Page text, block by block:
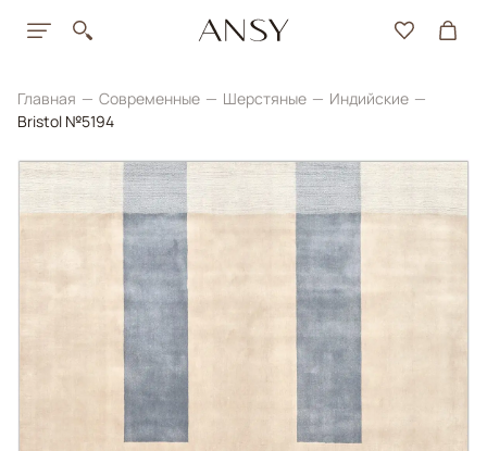
Главная Современные Шерстяные
Индийские
Bristol №5194